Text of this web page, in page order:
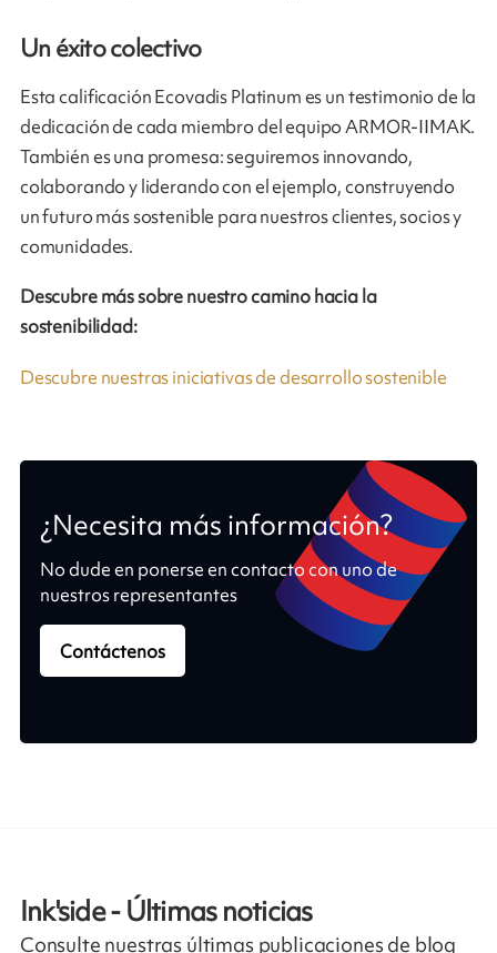
Un éxito colectivo
Esta calificación Ecovadis Platinum es un testimonio de la
dedicación de cada miembro del equipo ARMOR-IIMAK.
También es una promesa: seguiremos innovando,
colaborando y liderando con el ejemplo, construyendo
un futuro más sostenible para nuestros clientes, socios y
comunidades.
Descubre más sobre nuestro camino hacia la
sostenibilidad:
Descubre nuestras iniciativas de desarrollo sostenible
¿Necesita más información?
No dude en ponerse en contacto con uno de
nuestros representantes
Contáctenos
Ink'side - Últimas noticias
Consulte nuestras últimas publicaciones de blog